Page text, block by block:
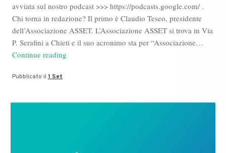
avviata sul nostro podcast >>> https://podcasts.google.com/ .
Chi torna in redazione? Il primo è Claudio Teseo, presidente
dell’Associazione ASSET. L’Associazione ASSET si trova in Via
P. Serafini a Chieti e il suo acronimo sta per “Associazione…
Continue reading
redazione
Pubblicato il 1 Set